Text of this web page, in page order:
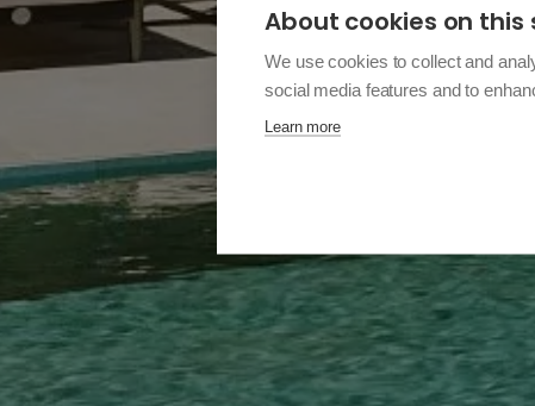
About cookies on this
We use cookies to collect and
social media features and to
Learn more